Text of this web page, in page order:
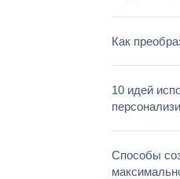
Как
10 идей
Способы